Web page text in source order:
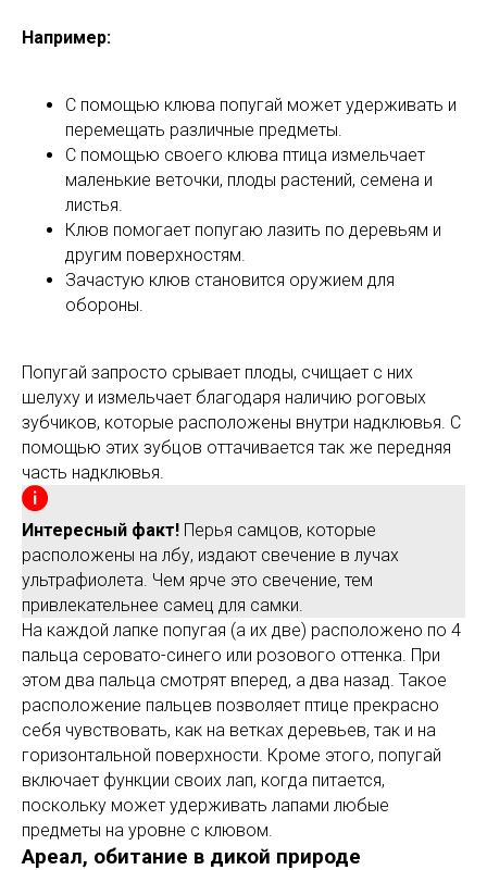
Например:
С помощью клюва попугай может удерживать и
перемещать различные предметы.
С помощью своего клюва птица измельчает
маленькие веточки, плоды растений, семена и
листья.
Клюв помогает попугаю лазить по деревьям и
другим поверхностям.
Зачастую клюв становится оружием для
обороны.
Попугай запросто срывает плоды, счищает с них
шелуху и измельчает благодаря наличию роговых
зубчиков, которые расположены внутри надклювья. С
помощью этих зубцов оттачивается так же передняя
часть надклювья.
Интересный факт! Перья самцов, которые
расположены на лбу, издают свечение в лучах
ультрафиолета. Чем ярче это свечение, тем
привлекательнее самец для самки.
На каждой лапке попугая (а их две) расположено по 4
пальца серовато-синего или розового оттенка. При
этом два пальца смотрят вперед, а два назад. Такое
расположение пальцев позволяет птице прекрасно
себя чувствовать, как на ветках деревьев, так и на
горизонтальной поверхности. Кроме этого, попугай
включает функции своих лап, когда питается,
поскольку может удерживать лапами любые
предметы на уровне с клювом.
Ареал, обитание в дикой природе